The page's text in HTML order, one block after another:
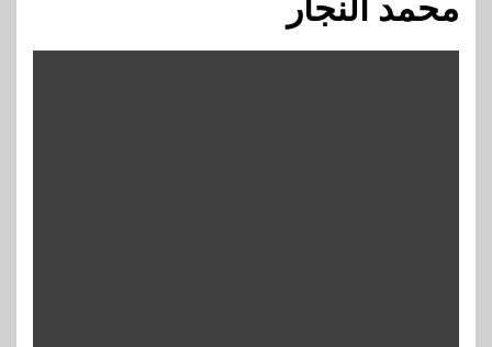
محمد النجار